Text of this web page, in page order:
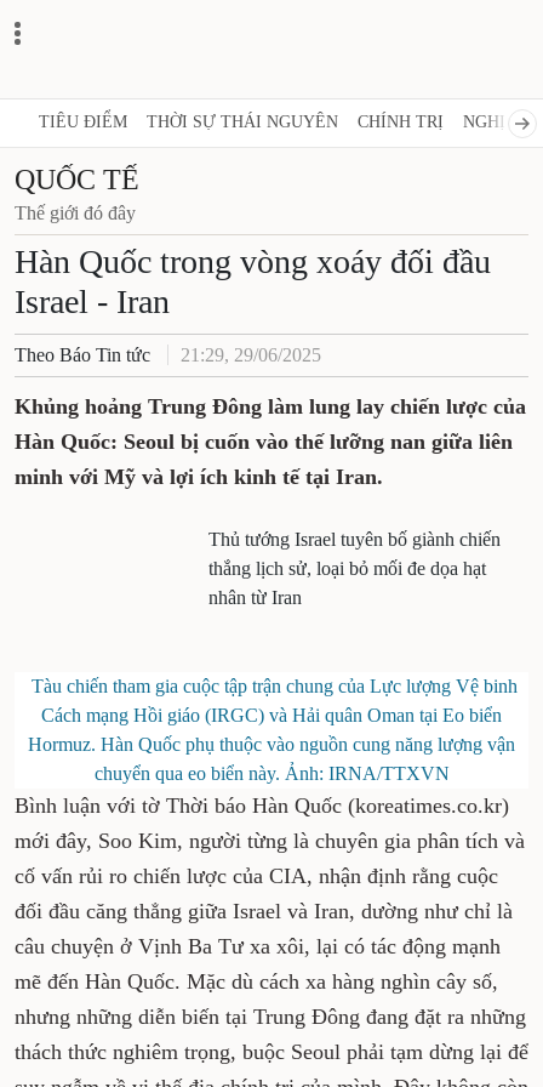
TIÊU ĐIỂM THỜI SỰ THÁI NGUYÊN CHÍNH TRỊ NGHỊ
QUỐC TẾ
Thế giới đó đây
Hàn Quốc trong vòng xoáy đối đầu
Israel - Iran
Theo Báo Tin tức 21:29, 29/06/2025
Khủng hoảng Trung Đông làm lung lay chiến lược của
Hàn Quốc: Seoul bị cuốn vào thế lưỡng nan giữa liên
minh với Mỹ và lợi ích kinh tế tại Iran.
Thủ tướng Israel tuyên bố giành chiến
thắng lịch sử, loại bỏ mối đe dọa hạt
nhân từ Iran
Tàu chiến tham gia cuộc tập trận chung của Lực lượng Vệ binh
Cách mạng Hồi giáo (IRGC) và Hải quân Oman tại Eo biển
Hormuz. Hàn Quốc phụ thuộc vào nguồn cung năng lượng vận
chuyển qua eo biển này. Ảnh: IRNA/TTXVN
Bình luận với tờ Thời báo Hàn Quốc (koreatimes.co.kr)
mới đây, Soo Kim, người từng là chuyên gia phân tích và
cố vấn rủi ro chiến lược của CIA, nhận định rằng cuộc
đối đầu căng thẳng giữa Israel và Iran, dường như chỉ là
câu chuyện ở Vịnh Ba Tư xa xôi, lại có tác động mạnh
mẽ đến Hàn Quốc. Mặc dù cách xa hàng nghìn cây số,
nhưng những diễn biến tại Trung Đông đang đặt ra những
thách thức nghiêm trọng, buộc Seoul phải tạm dừng lại để